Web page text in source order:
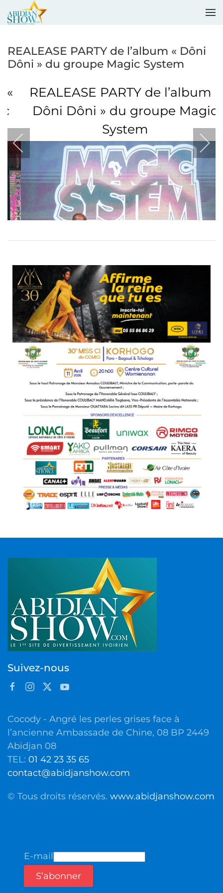
REALEASE PARTY de l’album « Dôni
Dôni » du groupe Magic System
REALEASE PARTY de l’album «
Dôni Dôni » du groupe Magic
System
Suivez-nous
Cocody - Angré les perles grises face à
l’ancienne Ambassade de Chine, 08 BP 2449
Abidjan 08
TEL: 01 42 23 35 65
contact@abidjanshow.com
© Tous droits réservés. www.abidjanshow.com
E-mail
S’abonner